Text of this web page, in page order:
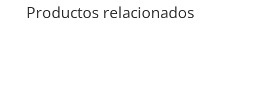
Productos relacionados